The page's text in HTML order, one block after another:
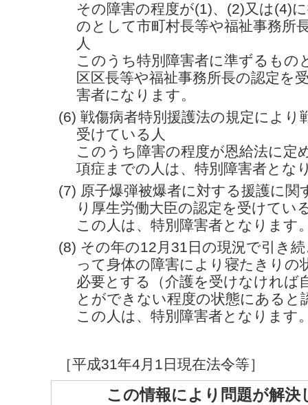
その障害の程度が(1)、(2)又は(4)
のとして市町村長等や福祉事務所
人
このうち特別障害者に準ずるもの
区区長等や福祉事務所長の認定を
害者になります。
(6) 戦傷病者特別援護法の規定により
受けている人
このうち障害の程度が恩給法に定
項症までの人は、特別障害者とな
(7) 原子爆弾被爆者に対する援護に関
り厚生労働大臣の認定を受けてい
この人は、特別障害者となります
(8) その年の12月31日の現況で引き
って身体の障害により寝たきりの
必要とする（介護を受けなければ
とができない程度の状態にあると
この人は、特別障害者となります
［平成31年4月1日現在法令等］
この情報により問題が解決